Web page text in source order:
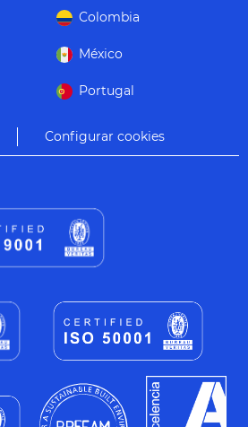
Colombia
México
Portugal
Configurar cookies